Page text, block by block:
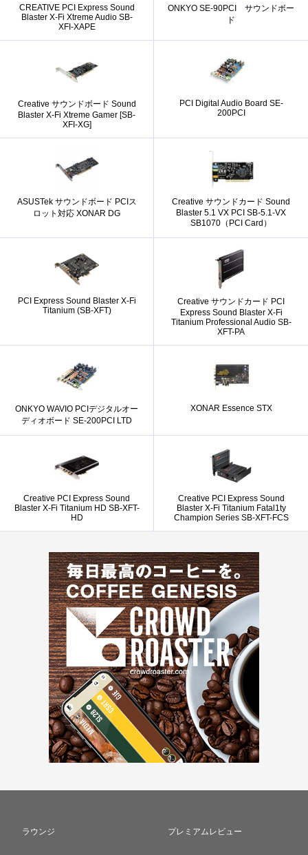
CREATIVE PCI Express Sound
Blaster X-Fi Xtreme Audio SB-
XFI-XAPE
ONKYO SE-90PCI サウンドボー
ド
Creative サウンドボード Sound
Blaster X-Fi Xtreme Gamer [SB-
XFI-XG]
PCI Digital Audio Board SE-
200PCI
ASUSTek サウンドボード PCIス
ロット対応 XONAR DG
Creative サウンドカード Sound
Blaster 5.1 VX PCI SB-5.1-VX
SB1070（PCI Card）
PCI Express Sound Blaster X-Fi
Titanium (SB-XFT)
Creative サウンドカード PCI
Express Sound Blaster X-Fi
Titanium Professional Audio SB-
XFT-PA
ONKYO WAVIO PCIデジタルオー
ディオボード SE-200PCI LTD
XONAR Essence STX
Creative PCI Express Sound
Blaster X-Fi Titanium HD SB-XFT-
HD
Creative PCI Express Sound
Blaster X-Fi Titanium Fatal1ty
Champion Series SB-XFT-FCS
ラウンジ プレミアムレビュー